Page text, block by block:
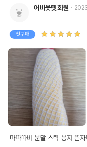
어바웃펫 회원
첫구매
마따따비 분말 스틱 봉지 뜯